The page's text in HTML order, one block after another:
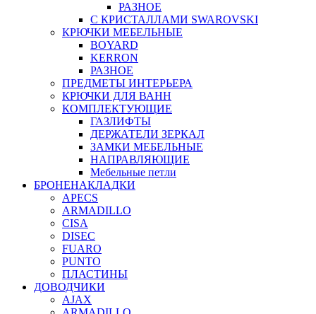
РАЗНОЕ
С КРИСТАЛЛАМИ SWAROVSKI
КРЮЧКИ МЕБЕЛЬНЫЕ
BOYARD
KERRON
РАЗНОЕ
ПРЕДМЕТЫ ИНТЕРЬЕРА
КРЮЧКИ ДЛЯ ВАНН
КОМПЛЕКТУЮЩИЕ
ГАЗЛИФТЫ
ДЕРЖАТЕЛИ ЗЕРКАЛ
ЗАМКИ МЕБЕЛЬНЫЕ
НАПРАВЛЯЮЩИЕ
Мебельные петли
БРОНЕНАКЛАДКИ
APECS
ARMADILLO
CISA
DISEC
FUARO
PUNTO
ПЛАСТИНЫ
ДОВОДЧИКИ
AJAX